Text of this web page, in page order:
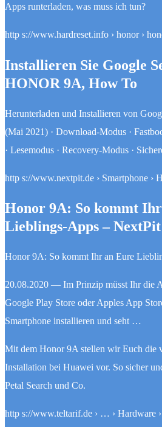
Apps runterladen, was muss ich tun?
http s://www.hardreset.info › honor ›
Installieren Sie Google
HONOR 9A, How To
Herunterladen und Installieren von
(Mai 2021) · Download-Modus ·
· Lesemodus · Recovery-Modus ·
http s://www.nextpit.de › Smartphone ›
Honor 9A: So kommt
Lieblings-Apps – NextPit
Honor 9A: So kommt Ihr an Eure
20.08.2020 — Im Prinzip müsst Ihr die
Google Play Store oder Apples App
Smartphone installieren und seht …
Mit dem Honor 9A stellen wir Euch die
Installation bei Huawei vor. So sicher
Petal Search und Co.
http s://www.teltarif.de › … › Hardware